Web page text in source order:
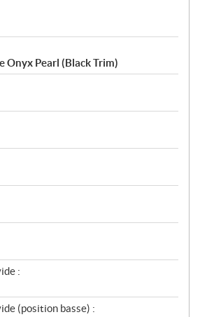
Onyx Pearl (Black Trim)
:
(position basse) :